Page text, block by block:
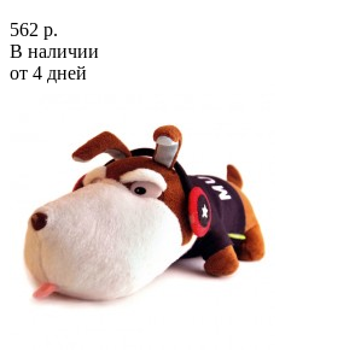
562 р.
В наличии
от 4 дней